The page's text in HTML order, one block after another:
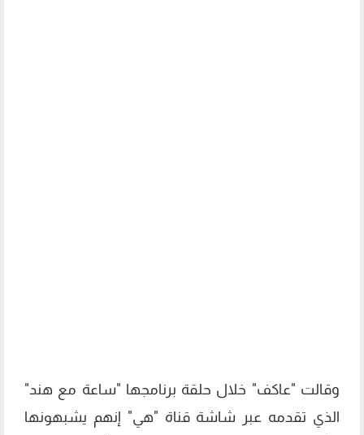
وقالت "عاكف" خلال حلقة برنامجها "ساعة مع هند"
الذي تقدمه عبر شاشة قناة "هي" إنهم يشبهونها